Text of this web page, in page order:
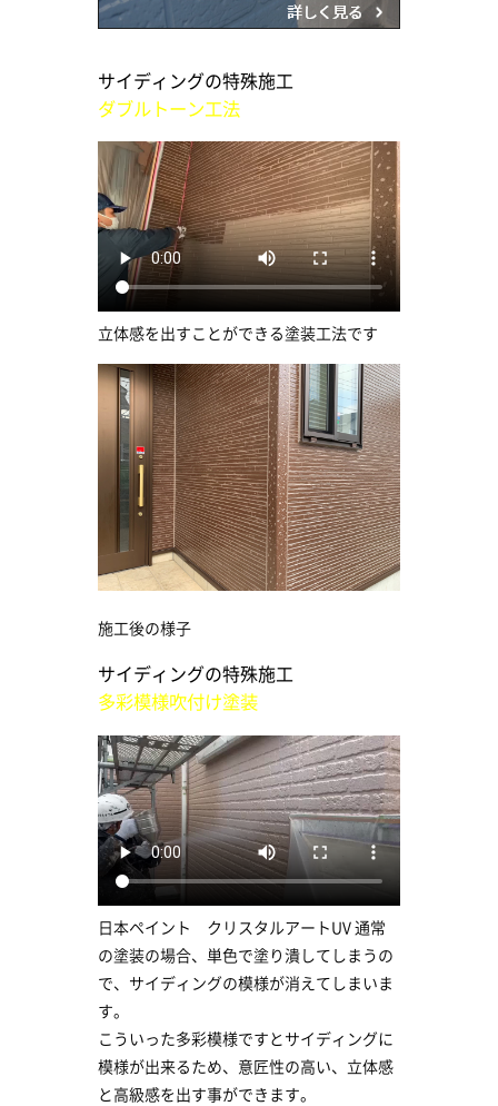
サイディングの特殊施工
ダブルトーン工法
立体感を出すことができる塗装工法です
施工後の様子
サイディングの特殊施工
多彩模様吹付け塗装
日本ペイント クリスタルアートUV 通常
の塗装の場合、単色で塗り潰してしまうの
で、サイディングの模様が消えてしまいま
す。
こういった多彩模様ですとサイディングに
模様が出来るため、意匠性の高い、立体感
と高級感を出す事ができます。